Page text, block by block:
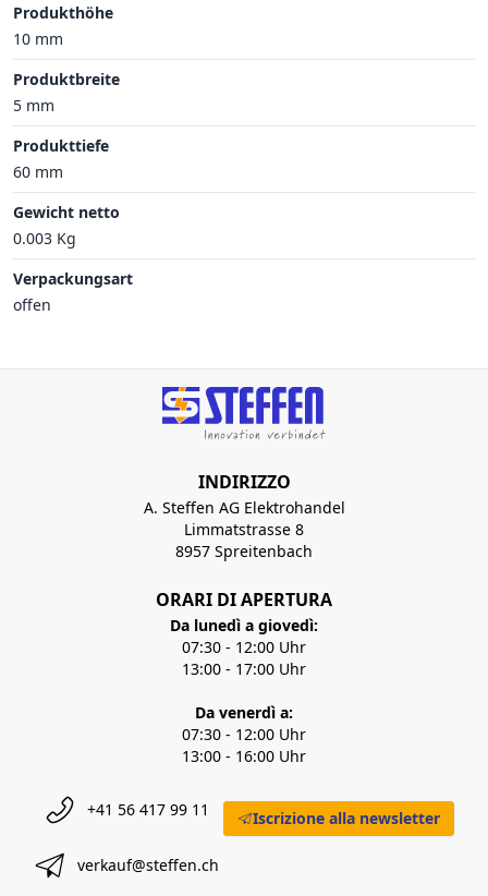
Produkthöhe
10 mm
Produktbreite
5 mm
Produkttiefe
60 mm
Gewicht netto
0.003 Kg
Verpackungsart
offen
INDIRIZZO
A. Steffen AG Elektrohandel
Limmatstrasse 8
8957 Spreitenbach
ORARI DI APERTURA
Da lunedì a giovedì:
07:30 - 12:00 Uhr
13:00 - 17:00 Uhr
Da venerdì a:
07:30 - 12:00 Uhr
13:00 - 16:00 Uhr
+41 56 417 99 11
verkauf@steffen.ch
Iscrizione alla newsletter